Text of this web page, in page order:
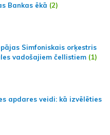
Bankas ēkā (2)
Simfoniskais orķestris
vadošajiem čellistiem (1)
apdares veidi: kā izvēlēties